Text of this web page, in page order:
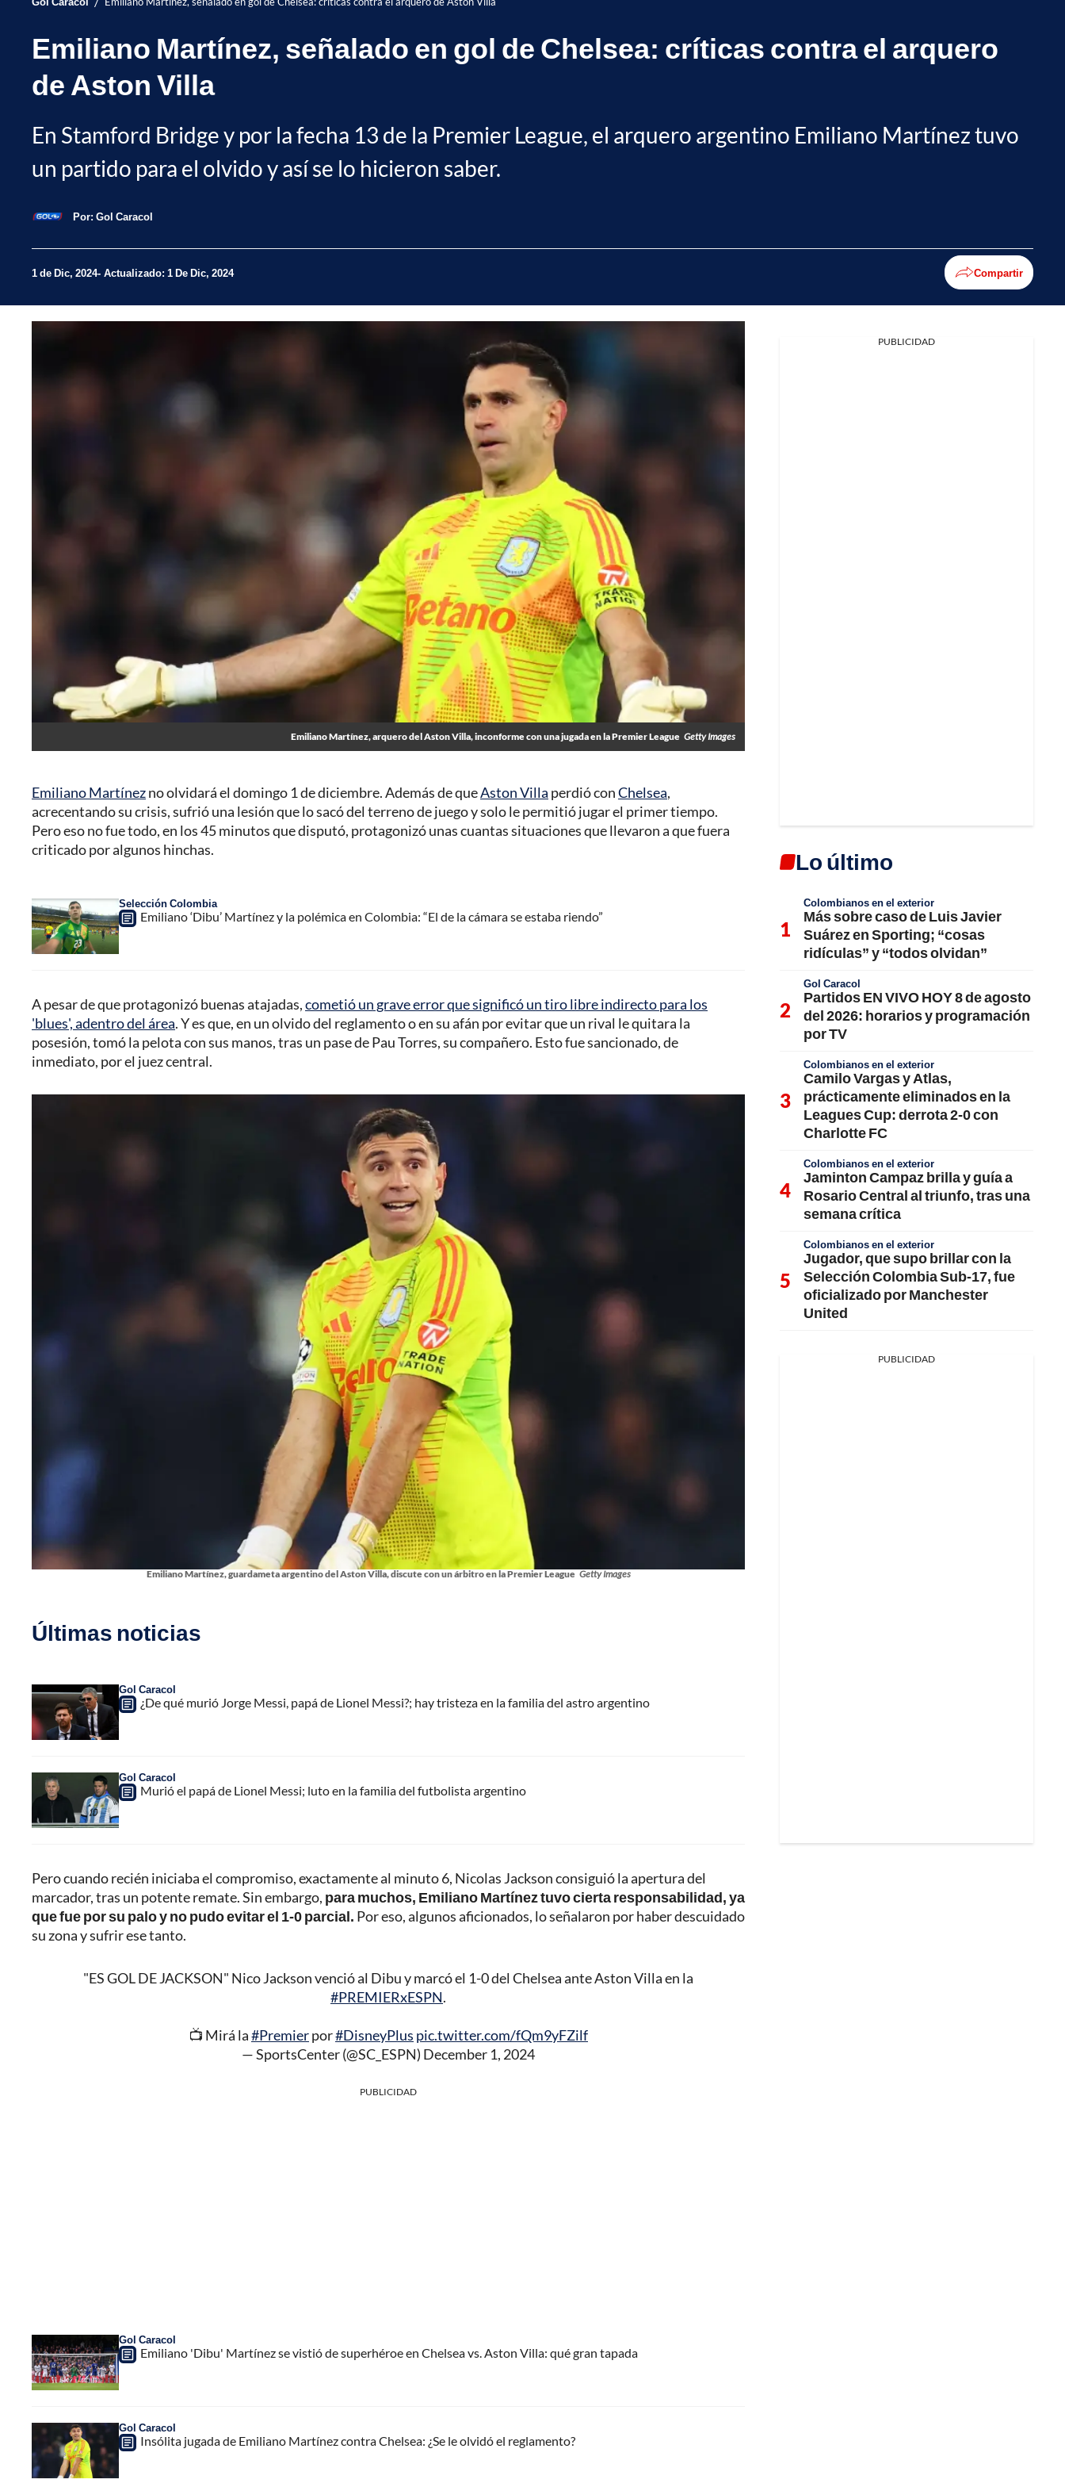
Emiliano Martínez, señalado en gol de Chelsea: críticas contra el arquero
de Aston Villa
En Stamford Bridge y por la fecha 13 de la Premier League, el arquero argentino Emiliano Martínez tuvo
un partido para el olvido y así se lo hicieron saber.
Por: Gol Caracol
1 de Dic, 2024 Actualizado: 1 De Dic, 2024 Compartir
Emiliano Martínez, arquero del Aston Villa, inconforme con una jugada en la Premier League Getty Images
Emiliano Martínezno olvidará el domingo 1 de diciembre. Además de queAston Villa perdió conChelsea,
acrecentando su crisis, sufrió una lesión que lo sacó del terreno de juego y solo le permitió jugar el primer tiempo.
Pero eso no fue todo, en los 45 minutos que disputó, protagonizó unas cuantas situaciones que llevaron a que fuera
criticado por algunos hinchas.
Selección Colombia
Emiliano ‘Dibu’ Martínez y la polémica en Colombia: “El de la cámara se estaba riendo”
A pesar de que protagonizó buenas atajadas,cometió un grave error que significó un tiro libre indirecto para los
'blues', adentro del área. Y es que, en un olvido del reglamento o en su afán por evitar que un rival le quitara la
posesión, tomó la pelota con sus manos, tras un pase de Pau Torres, su compañero. Esto fue sancionado, de
inmediato, por el juez central.
Emiliano Martínez, guardameta argentino del Aston Villa, discute con un árbitro en la Premier League Getty Images
Últimas noticias
Gol Caracol
¿De qué murió Jorge Messi, papá de Lionel Messi?; hay tristeza en la familia del astro argentino
Gol Caracol
Murió el papá de Lionel Messi; luto en la familia del futbolista argentino
Pero cuando recién iniciaba el compromiso, exactamente al minuto 6, Nicolas Jackson consiguió la apertura del
marcador, tras un potente remate. Sin embargo, para muchos, Emiliano Martínez tuvo cierta responsabilidad, ya
que fue por su palo y no pudo evitar el 1-0 parcial. Por eso, algunos aficionados, lo señalaron por haber descuidado
su zona y sufrir ese tanto.
"ES GOL DE JACKSON" Nico Jackson venció al Dibu y marcó el 1-0 del Chelsea ante Aston Villa en la
#PREMIERxESPN.
📺 Mirá la#Premierpor#DisneyPlus pic.twitter.com/fQm9yFZilf
— SportsCenter (@SC_ESPN) December 1, 2024
PUBLICIDAD
Gol Caracol
Emiliano 'Dibu' Martínez se vistió de superhéroe en Chelsea vs. Aston Villa: qué gran tapada
Gol Caracol
Insólita jugada de Emiliano Martínez contra Chelsea: ¿Se le olvidó el reglamento?
PUBLICIDAD
Lo último
Colombianos en el exterior
Más sobre caso de Luis Javier
Suárez en Sporting; “cosas
ridículas” y “todos olvidan”
Gol Caracol
Partidos EN VIVO HOY 8 de agosto
del 2026: horarios y programación
por TV
Colombianos en el exterior
Camilo Vargas y Atlas,
prácticamente eliminados en la
Leagues Cup: derrota 2-0 con
Charlotte FC
Colombianos en el exterior
Jaminton Campaz brilla y guía a
Rosario Central al triunfo, tras una
semana crítica
Colombianos en el exterior
Jugador, que supo brillar con la
Selección Colombia Sub-17, fue
oficializado por Manchester
United
PUBLICIDAD